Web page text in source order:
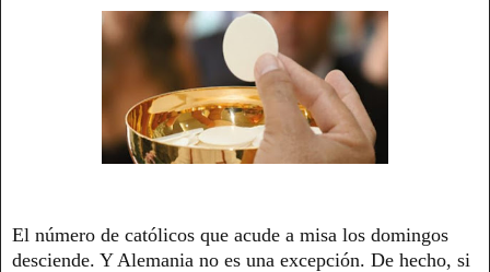
El número de católicos que acude a misa los domingos
desciende. Y Alemania no es una excepción. De hecho, si